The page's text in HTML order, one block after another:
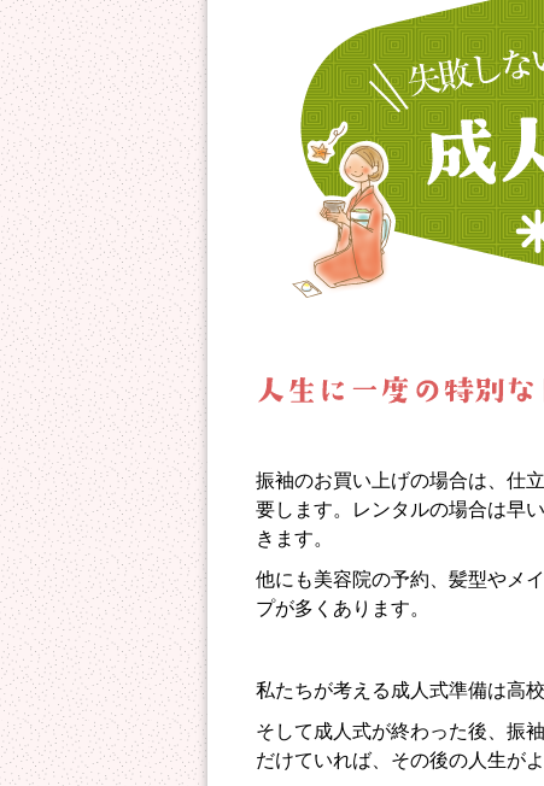
振袖のお買い上げの場合は、仕
要します。レンタルの場合は早
きます。
他にも美容院の予約、髪型やメ
プが多くあります。
私たちが考える成人式準備は高
そして成人式が終わった後、振
だけていれば、その後の人生が